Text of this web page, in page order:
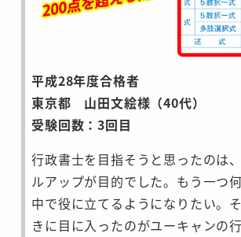
平成28年度合格者
東京都 山田文絵様（40代）
受験回数：3回目
行政書士を目指そうと思ったのは
ルアップが目的でした。もう一つ
中で役に立てるようになりたい。
きに目に入ったのがユーキャンの